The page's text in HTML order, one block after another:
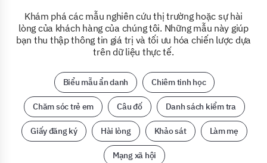
Khám phá các mẫu nghiên cứu thị trường hoặc sự hài
lòng của khách hàng của chúng tôi. Những mẫu này giúp
bạn thu thập thông tin giá trị và tối ưu hóa chiến lược dựa
trên dữ liệu thực tế.
Biểu mẫu ẩn danh Chiêm tinh học
Chăm sóc trẻ em Câu đố Danh sách kiểm tra
Giấy đăng ký Hài lòng Khảo sát Làm mẹ
Mạng xã hội